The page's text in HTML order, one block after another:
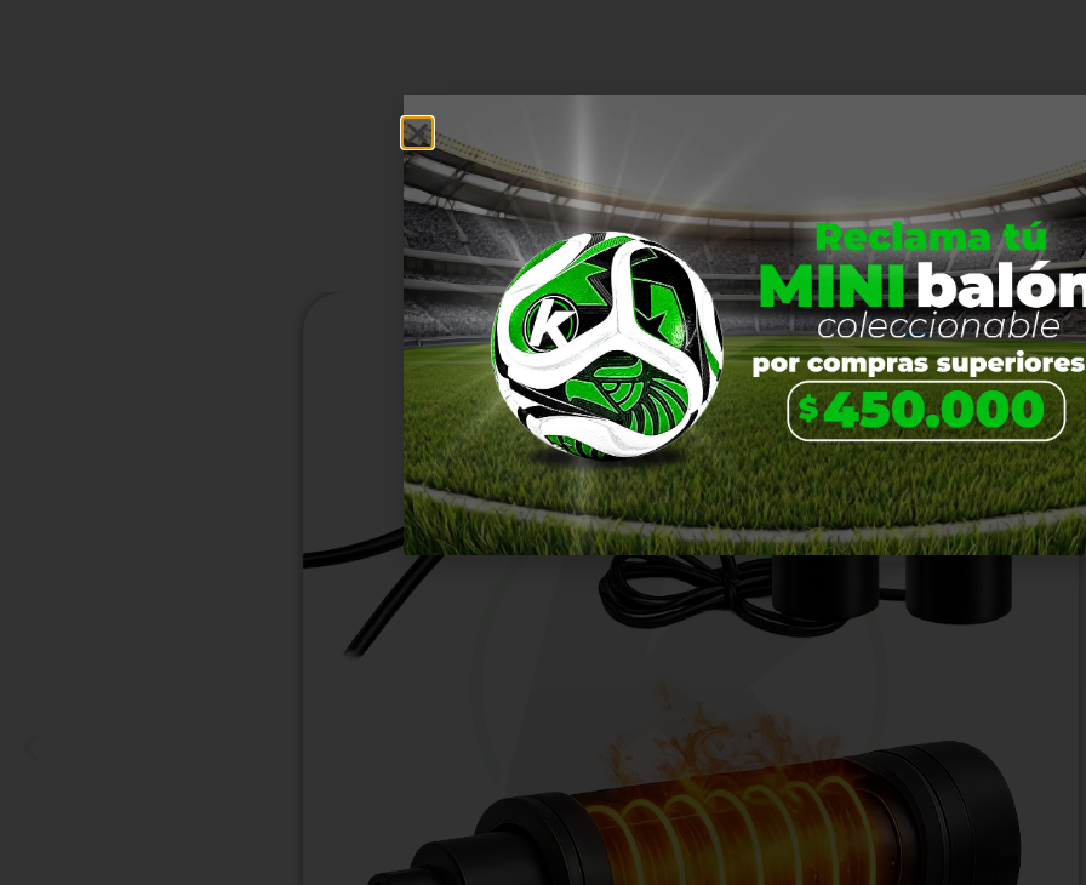
EN PROMOCIÓN